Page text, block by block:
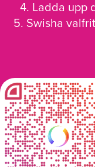
4. Ladda upp
5. Swisha